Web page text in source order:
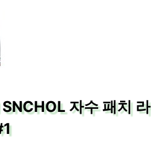
자수 패치 라